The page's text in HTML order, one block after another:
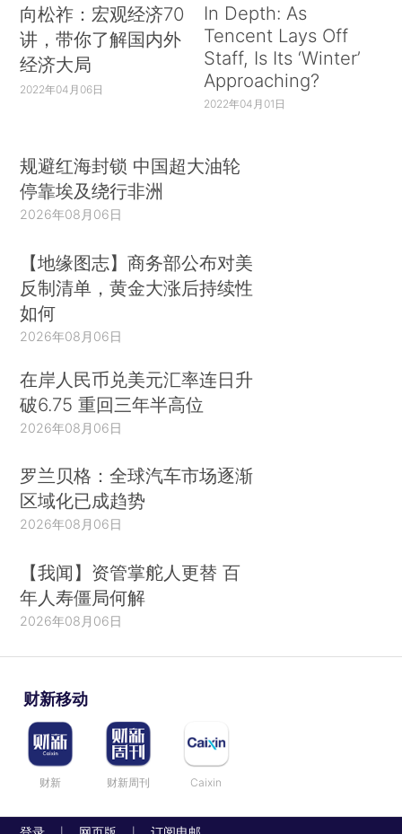
向松祚：宏观经济70
讲，带你了解国内外
经济大局
2022年04月06日
In Depth: As
Tencent Lays Off
Staff, Is Its ‘Winter’
Approaching?
2022年04月01日
规避红海封锁 中国超大油轮
停靠埃及绕行非洲
2026年08月06日
【地缘图志】商务部公布对美
反制清单，黄金大涨后持续性
如何
2026年08月06日
在岸人民币兑美元汇率连日升
破6.75 重回三年半高位
2026年08月06日
罗兰贝格：全球汽车市场逐渐
区域化已成趋势
2026年08月06日
【我闻】资管掌舵人更替 百
年人寿僵局何解
2026年08月06日
财新移动
财新 财新周刊 Caixin